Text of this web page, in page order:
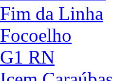
Fim da Linha
Focoelho
G1 RN